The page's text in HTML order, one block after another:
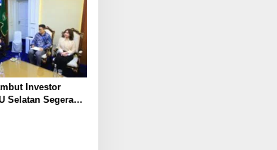
Investor
Selatan Segera